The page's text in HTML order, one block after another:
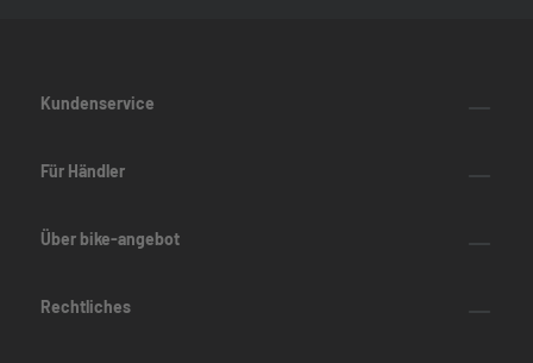
Kundenservice
Für Händler
Über bike-angebot
Rechtliches